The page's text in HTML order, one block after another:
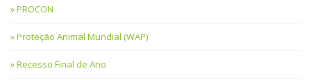
PROCON
Proteção Animal Mundial (WAP)
Recesso Final de Ano